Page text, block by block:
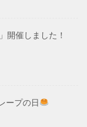
開催しました！
ープの日